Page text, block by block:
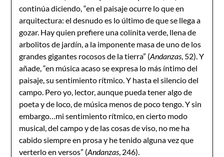
continúa diciendo, “en el paisaje ocurre lo que en
arquitectura: el desnudo es lo último de que se llega a
gozar. Hay quien prefiere una colinita verde, llena de
arbolitos de jardín, a la imponente masa de uno de los
grandes gigantes rocosos de la tierra” (Andanzas, 52). Y
añade, “en música acaso se expresa lo más íntimo del
paisaje, su sentimiento rítmico. Y hasta el silencio del
campo. Pero yo, lector, aunque pueda tener algo de
poeta y de loco, de música menos de poco tengo. Y sin
embargo…mi sentimiento rítmico, en cierto modo
musical, del campo y de las cosas de viso, no me ha
cabido siempre en prosa y he tenido alguna vez que
verterlo en versos” (Andanzas, 246).